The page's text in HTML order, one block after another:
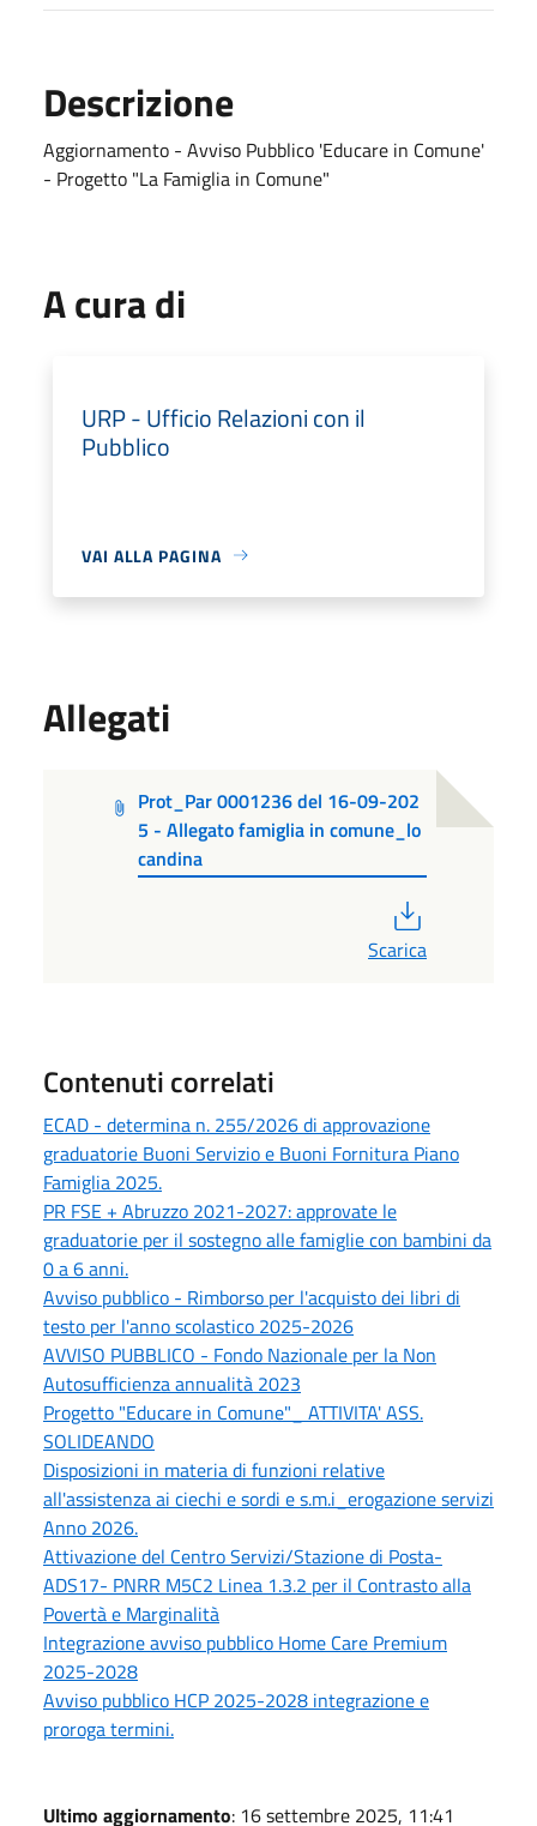
Descrizione
Aggiornamento - Avviso Pubblico 'Educare in Comune'
- Progetto "La Famiglia in Comune"
A cura di
URP - Ufficio Relazioni con il
Pubblico
VAI ALLA PAGINA
Allegati
Prot_Par 0001236 del 16-09-202
5 - Allegato famiglia in comune_lo
candina
Scarica
Contenuti correlati
ECAD - determina n. 255/2026 di approvazione
graduatorie Buoni Servizio e Buoni Fornitura Piano
Famiglia 2025.
PR FSE + Abruzzo 2021-2027: approvate le
graduatorie per il sostegno alle famiglie con bambini da
0 a 6 anni.
Avviso pubblico - Rimborso per l'acquisto dei libri di
testo per l'anno scolastico 2025-2026
AVVISO PUBBLICO - Fondo Nazionale per la Non
Autosufficienza annualità 2023
Progetto "Educare in Comune"_ ATTIVITA' ASS.
SOLIDEANDO
Disposizioni in materia di funzioni relative
all'assistenza ai ciechi e sordi e s.m.i_erogazione servizi
Anno 2026.
Attivazione del Centro Servizi/Stazione di Posta-
ADS17- PNRR M5C2 Linea 1.3.2 per il Contrasto alla
Povertà e Marginalità
Integrazione avviso pubblico Home Care Premium
2025-2028
Avviso pubblico HCP 2025-2028 integrazione e
proroga termini.
Ultimo aggiornamento: 16 settembre 2025, 11:41